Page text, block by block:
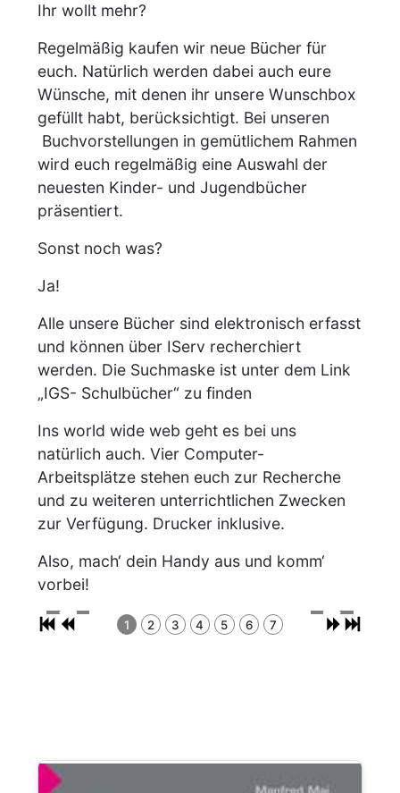
Ihr wollt mehr?
Regelmäßig kaufen wir neue Bücher für
euch. Natürlich werden dabei auch eure
Wünsche, mit denen ihr unsere Wunschbox
gefüllt habt, berücksichtigt. Bei unseren
Buchvorstellungen in gemütlichem Rahmen
wird euch regelmäßig eine Auswahl der
neuesten Kinder- und Jugendbücher
präsentiert.
Sonst noch was?
Ja!
Alle unsere Bücher sind elektronisch erfasst
und können über IServ recherchiert
werden. Die Suchmaske ist unter dem Link
„IGS- Schulbücher“ zu finden
Ins world wide web geht es bei uns
natürlich auch. Vier Computer-
Arbeitsplätze stehen euch zur Recherche
und zu weiteren unterrichtlichen Zwecken
zur Verfügung. Drucker inklusive.
Also, mach‘ dein Handy aus und komm‘
vorbei!
1 2 3 4 5 6 7